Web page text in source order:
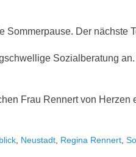
Der nächste
Sozialberatung
Frau Rennert von Herzen
, Neustadt, Regina Rennert,